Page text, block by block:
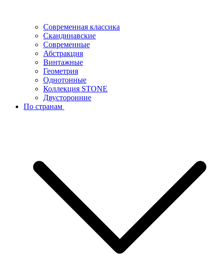
Современная классика
Скандинавские
Современные
Абстракция
Винтажные
Геометрия
Однотонные
Коллекция STONE
Двусторонние
По странам